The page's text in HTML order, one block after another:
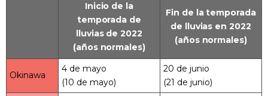
Inicio de la
temporada de
lluvias de 2022
(años normales)
Fin de la temporada
de lluvias en 2022
(años normales)
Okinawa
4 de mayo
(10 de mayo)
20 de junio
(21 de junio)